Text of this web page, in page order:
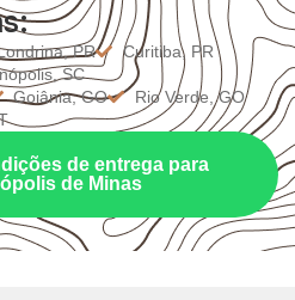
PR
Curitiba, PR
SC
Goiânia, GO
Rio Verde, GO
de entrega para
de Minas